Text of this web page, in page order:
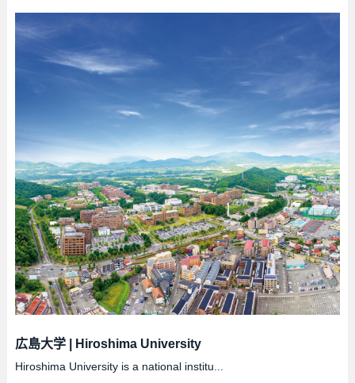
広島大学| Hiroshima University
Hiroshima University is a national institu...